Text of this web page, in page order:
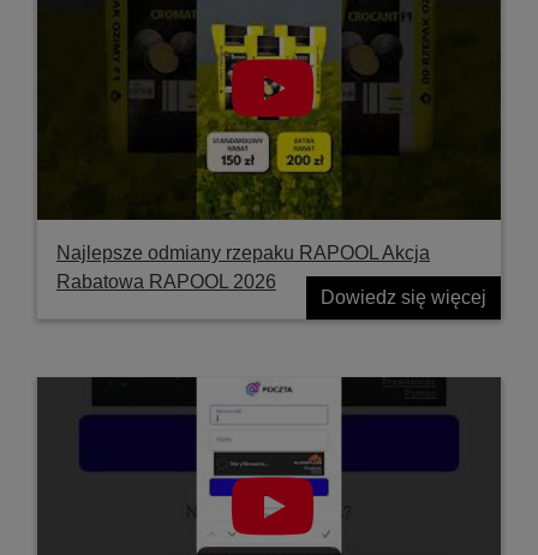
Najlepsze odmiany rzepaku RAPOOL Akcja
Rabatowa RAPOOL 2026
Dowiedz się więcej